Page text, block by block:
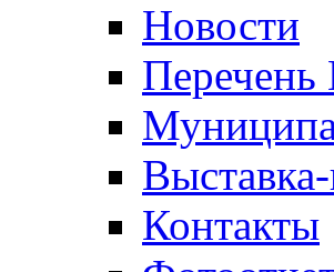
Новости
Контакты